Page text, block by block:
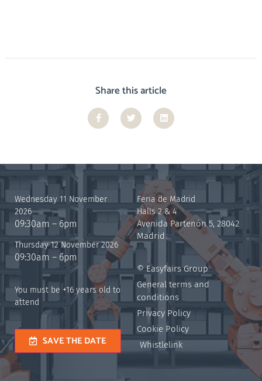
Share this article
Wednesday 11 November
2026
09:30am – 6pm
Thursday 12 November 2026
09:30am – 6pm
You must be +16 years old to
attend
SAVE THE DATE
Feria de Madrid
Halls 2 & 4
Avenida Partenón 5, 28042
Madrid
© Easyfairs Group
General terms and
conditions
Privacy Policy
Cookie Policy
Whistlelink